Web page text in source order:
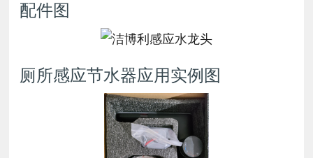
配件图
厕所感应节水器应用实例图